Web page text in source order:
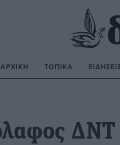
ΑΡΧΙΚΉ ΤΟΠΙΚΆ
ΔΝΤ